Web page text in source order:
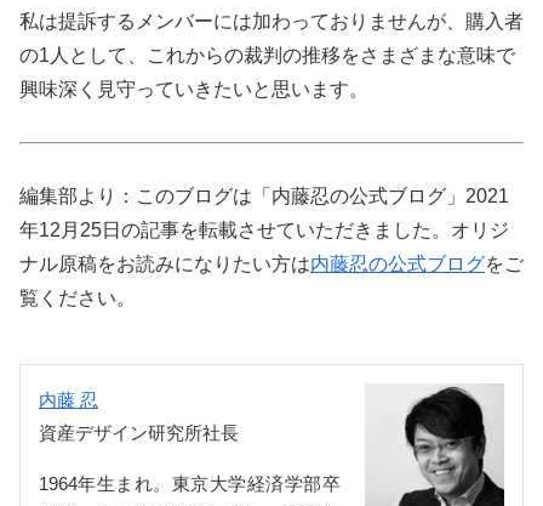
私は提訴するメンバーには加わっておりませんが、購入者
の1人として、これからの裁判の推移をさまざまな意味で
興味深く見守っていきたいと思います。
編集部より：このブログは「内藤忍の公式ブログ」2021
年12月25日の記事を転載させていただきました。オリジ
ナル原稿をお読みになりたい方は内藤忍の公式ブログをご
覧ください。
内藤 忍
資産デザイン研究所社長
1964年生まれ。東京大学経済学部卒